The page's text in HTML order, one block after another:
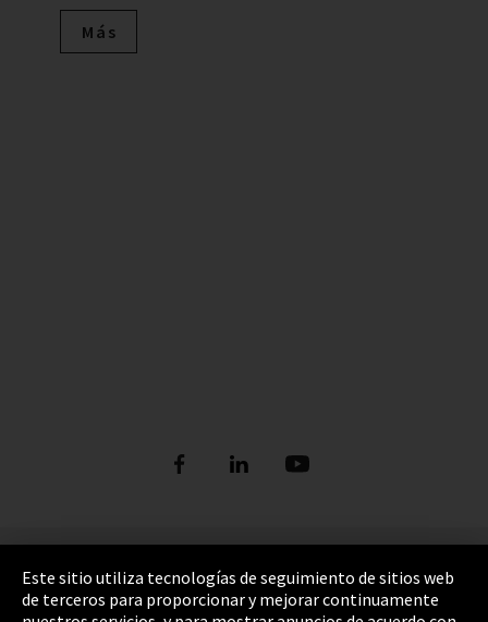
Más
Pie de imprenta
Política de privacidad
Este sitio utiliza tecnologías de seguimiento de sitios web
de terceros para proporcionar y mejorar continuamente